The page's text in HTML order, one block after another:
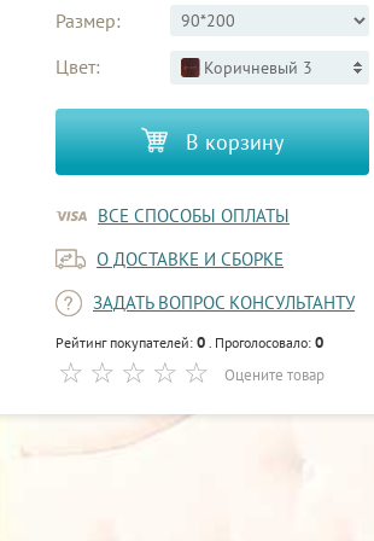
Размер:
Цвет:
Коричневый 3
В корзину
ВСЕ СПОСОБЫ ОПЛАТЫ
О ДОСТАВКЕ И СБОРКЕ
ЗАДАТЬ ВОПРОС КОНСУЛЬТАНТУ
Рейтинг покупателей: 0 . Проголосовало: 0
Оцените товар